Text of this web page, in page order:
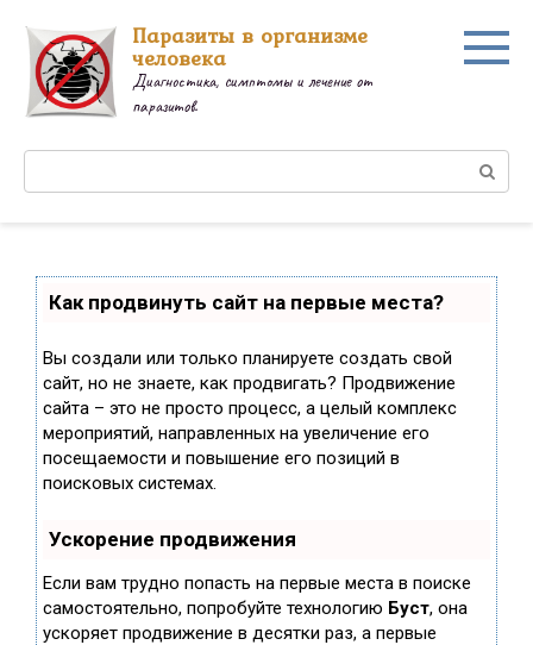
контенту
Паразиты в организме
человека
Диагностика, симптомы и лечение от
паразитов.
Как продвинуть сайт на первые места?
Вы создали или только планируете создать свой
сайт, но не знаете, как продвигать? Продвижение
сайта – это не просто процесс, а целый комплекс
мероприятий, направленных на увеличение его
посещаемости и повышение его позиций в
поисковых системах.
Ускорение продвижения
Если вам трудно попасть на первые места в поиске
самостоятельно, попробуйте технологию Буст, она
ускоряет продвижение в десятки раз, а первые